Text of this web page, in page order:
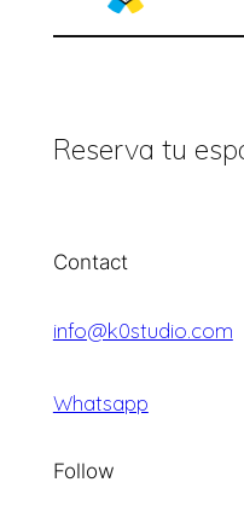
Reserva tu
Contact
info@k0studio.com
Whatsapp
Follow